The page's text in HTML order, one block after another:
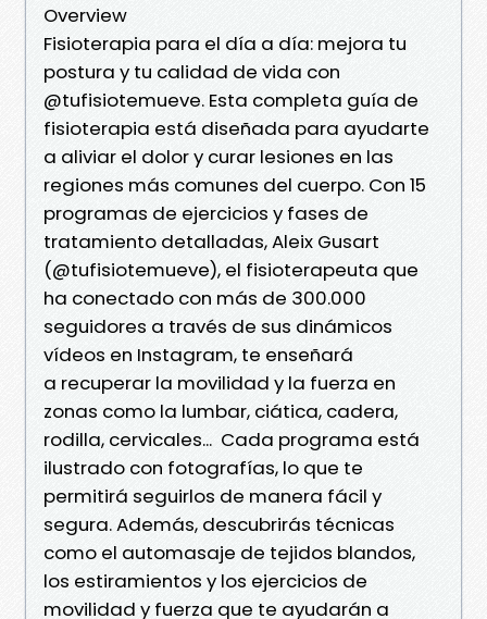
Overview
Fisioterapia para el día a día: mejora tu
postura y tu calidad de vida con
@tufisiotemueve. Esta completa guía de
fisioterapia está diseñada para ayudarte
a aliviar el dolor y curar lesiones en las
regiones más comunes del cuerpo. Con 15
programas de ejercicios y fases de
tratamiento detalladas, Aleix Gusart
(@tufisiotemueve), el fisioterapeuta que
ha conectado con más de 300.000
seguidores a través de sus dinámicos
vídeos en Instagram, te enseñará
a recuperar la movilidad y la fuerza en
zonas como la lumbar, ciática, cadera,
rodilla, cervicales... Cada programa está
ilustrado con fotografías, lo que te
permitirá seguirlos de manera fácil y
segura. Además, descubrirás técnicas
como el automasaje de tejidos blandos,
los estiramientos y los ejercicios de
movilidad y fuerza que te ayudarán a